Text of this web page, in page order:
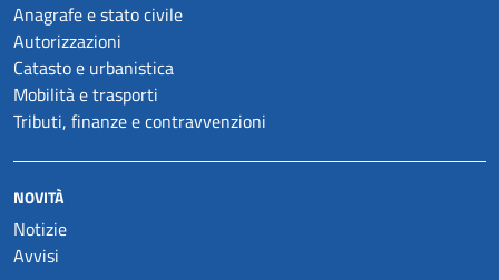
Anagrafe e stato civile
Autorizzazioni
Catasto e urbanistica
Mobilità e trasporti
Tributi, finanze e contravvenzioni
NOVITÀ
Notizie
Avvisi